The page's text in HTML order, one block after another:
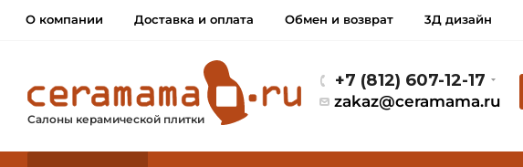
О компании Доставка и оплата Обмен и возврат 3Д дизайн
Салоны керамической плитки
+7 (812) 607-12-17
zakaz@ceramama.ru